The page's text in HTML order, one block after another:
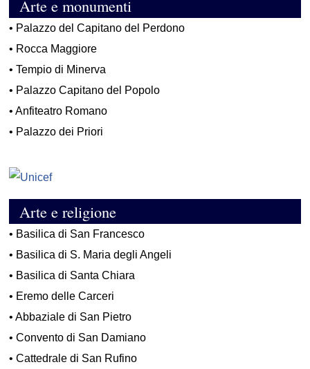
Arte e monumenti
• Palazzo del Capitano del Perdono
• Rocca Maggiore
•Tempio di Minerva
• Palazzo Capitano del Popolo
•Anfiteatro Romano
• Palazzo dei Priori
Arte e religione
• Basilica di San Francesco
• Basilica di S. Maria degli Angeli
• Basilica di Santa Chiara
• Eremo delle Carceri
•Abbaziale di San Pietro
•Convento di San Damiano
•Cattedrale di San Rufino